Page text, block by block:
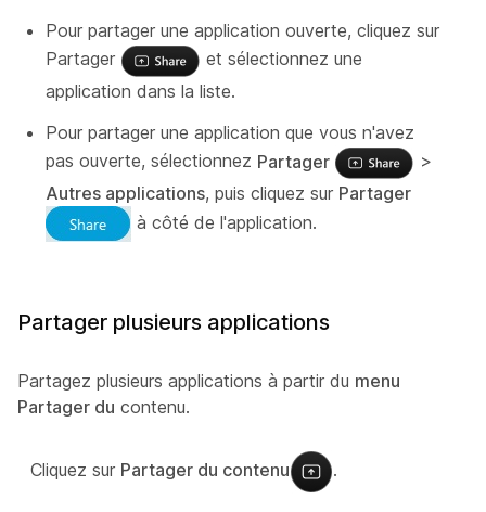
Pour partager une application ouverte, cliquez sur
Partager
et sélectionnez une
application dans la liste.
Pour partager une application que vous n'avez
pas ouverte, sélectionnez Partager
>
Autres applications, puis cliquez sur Partager
à côté de l'application.
Partager plusieurs applications
Partagez plusieurs applications à partir du menu
Partager du contenu.
Cliquez sur Partager du contenu .